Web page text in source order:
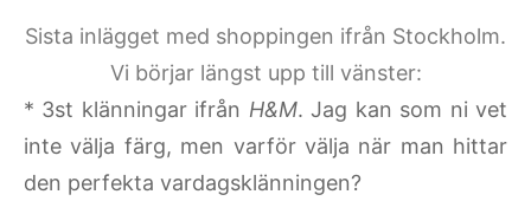
Sista inlägget med shoppingen ifrån Stockholm.
Vi börjar längst upp till vänster:
* 3st klänningar ifrån H&M. Jag kan som ni vet
inte välja färg, men varför välja när man hittar
den perfekta vardagsklänningen?